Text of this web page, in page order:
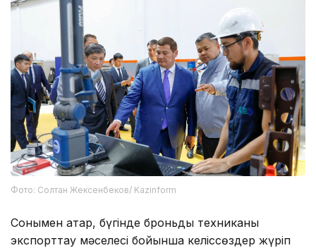
Фото: Солтан Жексенбеков/ Kazinform
Сонымен қатар, бүгінде броньды техниканы
экспорттау мәселесі бойынша келіссөздер жүріп